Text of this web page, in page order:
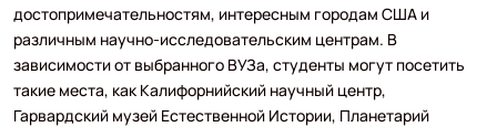
достопримечательностям, интересным городам США и
различным научно-исследовательским центрам. В
зависимости от выбранного ВУЗа, студенты могут посетить
такие места, как Калифорнийский научный центр,
Гарвардский музей Естественной Истории, Планетарий